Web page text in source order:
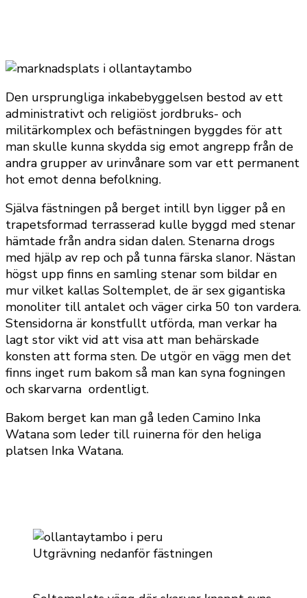
Den ursprungliga inkabebyggelsen bestod av ett
administrativt och religiöst jordbruks- och
militärkomplex och befästningen byggdes för att
man skulle kunna skydda sig emot angrepp från de
andra grupper av urinvånare som var ett permanent
hot emot denna befolkning.
Själva fästningen på berget intill byn ligger på en
trapetsformad terrasserad kulle byggd med stenar
hämtade från andra sidan dalen. Stenarna drogs
med hjälp av rep och på tunna färska slanor. Nästan
högst upp finns en samling stenar som bildar en
mur vilket kallas Soltemplet, de är sex gigantiska
monoliter till antalet och väger cirka 50 ton vardera.
Stensidorna är konstfullt utförda, man verkar ha
lagt stor vikt vid att visa att man behärskade
konsten att forma sten. De utgör en vägg men det
finns inget rum bakom så man kan syna fogningen
och skarvarna ordentligt.
Bakom berget kan man gå leden Camino Inka
Watana som leder till ruinerna för den heliga
platsen Inka Watana.
Utgrävning nedanför fästningen